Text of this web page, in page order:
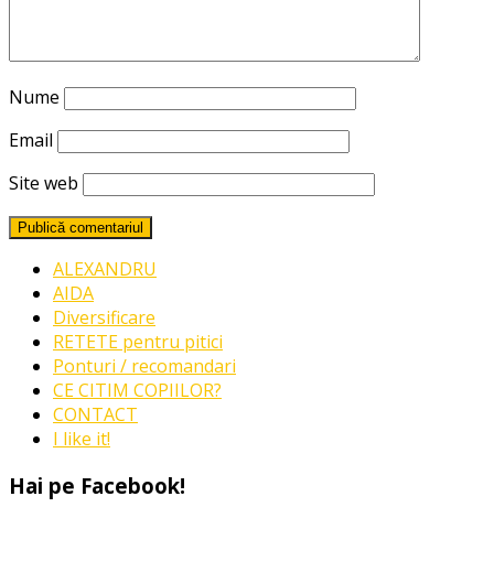
Nume
Email
Site web
ALEXANDRU
AIDA
Diversificare
RETETE pentru pitici
Ponturi / recomandari
CE CITIM COPIILOR?
CONTACT
I like it!
Hai pe Facebook!